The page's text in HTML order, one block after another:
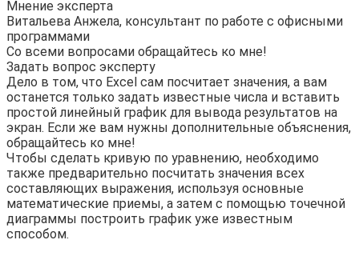
Мнение эксперта
Витальева Анжела, консультант по работе с офисными
программами
Со всеми вопросами обращайтесь ко мне!
Задать вопрос эксперту
Дело в том, что Excel сам посчитает значения, а вам
останется только задать известные числа и вставить
простой линейный график для вывода результатов на
экран. Если же вам нужны дополнительные объяснения,
обращайтесь ко мне!
Чтобы сделать кривую по уравнению, необходимо
также предварительно посчитать значения всех
составляющих выражения, используя основные
математические приемы, а затем с помощью точечной
диаграммы построить график уже известным
способом.